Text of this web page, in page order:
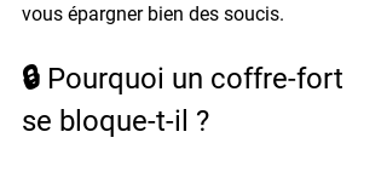
vous épargner bien des soucis.
🔒 Pourquoi un coffre-fort
se bloque-t-il ?